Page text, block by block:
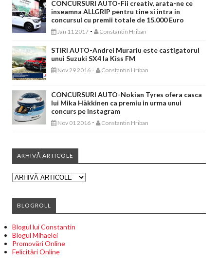
CONCURSURI AUTO-Fii creativ, arata-ne ce
inseamna ALLGRIP pentru tine si intra in
concursul cu premii totale de 15.000 Euro
Jan 11 2017 - Constantin Hriban
STIRI AUTO-Andrei Murariu este castigatorul
unui Suzuki SX4 la Kiss FM
Nov 29 2016 - Constantin Hriban
CONCURSURI AUTO-Nokian Tyres ofera casca
lui Mika Häkkinen ca premiu in urma unui
concurs pe Instagram
Nov 01 2016 - Constantin Hriban
ARHIVĂ ARTICOLE
BLOGROLL
Blogul lui Constantin
Blogul Mihaelei
Promovări Online
Felicitări Online